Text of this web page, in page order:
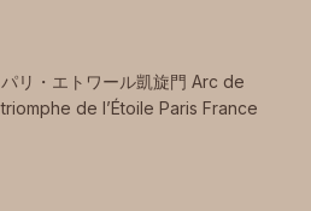
パリ・エトワール凱旋門 Arc de
triomphe de l’Étoile Paris France